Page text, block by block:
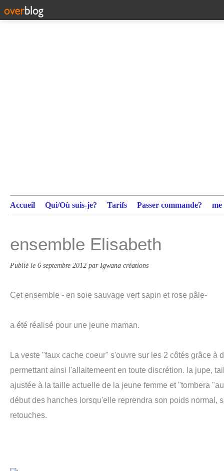
Accueil Qui/Où suis-je? Tarifs Passer commande?
ensemble Elisabeth
Publié le 6 septembre 2012 par Igwana créations
Cet ensemble - en soie sauvage vert sapin et rose pâle-
a été réalisé pour une jeune maman.
La veste "faux cache coeur" s'ouvre sur les 2 côtés grâce à
permettant ainsi l'allaitemeent en toute discrétion. la jupe,
ajustée à la taille actuelle de la jeune femme et "tombera
début des hanches lorsqu'elle reprendra son poids normal,
retouches.